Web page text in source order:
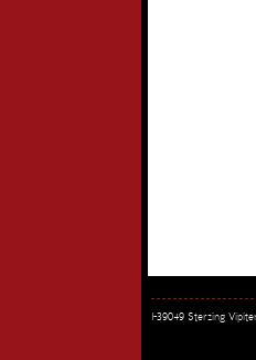
I-39049 Sterzing